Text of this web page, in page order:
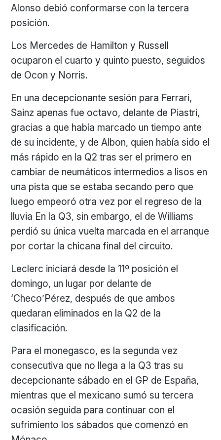
Alonso debió conformarse con la tercera
posición.
Los Mercedes de Hamilton y Russell
ocuparon el cuarto y quinto puesto, seguidos
de Ocon y Norris.
En una decepcionante sesión para Ferrari,
Sainz apenas fue octavo, delante de Piastri,
gracias a que había marcado un tiempo ante
de su incidente, y de Albon, quien había sido el
más rápido en la Q2 tras ser el primero en
cambiar de neumáticos intermedios a lisos en
una pista que se estaba secando pero que
luego empeoró otra vez por el regreso de la
lluvia En la Q3, sin embargo, el de Williams
perdió su única vuelta marcada en el arranque
por cortar la chicana final del circuito.
Leclerc iniciará desde la 11º posición el
domingo, un lugar por delante de
‘Checo’Pérez, después de que ambos
quedaran eliminados en la Q2 de la
clasificación.
Para el monegasco, es la segunda vez
consecutiva que no llega a la Q3 tras su
decepcionante sábado en el GP de España,
mientras que el mexicano sumó su tercera
ocasión seguida para continuar con el
sufrimiento los sábados que comenzó en